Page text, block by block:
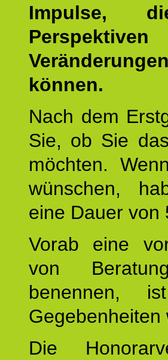
Impulse,
können.
Nach dem
Sie, ob Sie
möchten.
wünschen,
eine Dauer von
Vorab eine
von
benennen,
Gegebenheiten
Die